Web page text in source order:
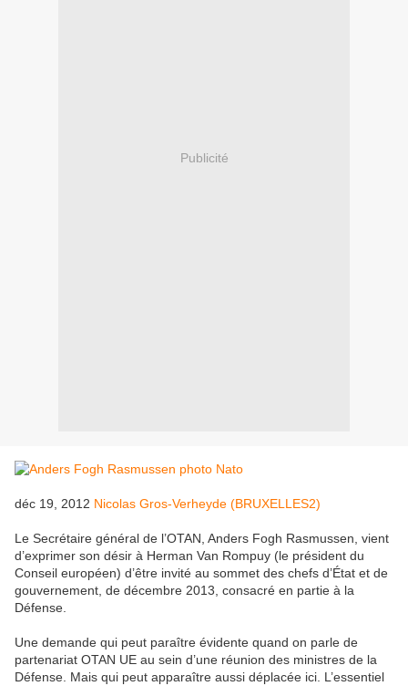
Publicité
déc 19, 2012 Nicolas Gros-Verheyde (BRUXELLES2)
Le Secrétaire général de l’OTAN, Anders Fogh Rasmussen, vient
d’exprimer son désir à Herman Van Rompuy (le président du
Conseil européen) d’être invité au sommet des chefs d’État et de
gouvernement, de décembre 2013, consacré en partie à la
Défense.
Une demande qui peut paraître évidente quand on parle de
partenariat OTAN UE au sein d’une réunion des ministres de la
Défense. Mais qui peut apparaître aussi déplacée ici. L’essentiel